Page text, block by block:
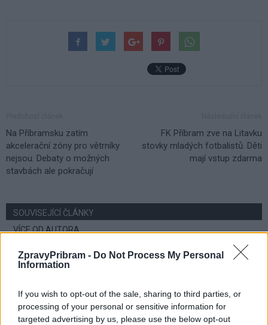
ZpravyPribram - Do Not Process My Personal
Information
If you wish to opt-out of the sale, sharing to third parties, or
processing of your personal or sensitive information for
targeted advertising by us, please use the below opt-out
Na Příbramsku zatím
akcelerační zóny pro větrníky
nejsou. Debaty o možných
stavbách ale pokračují
FK Příbram zve na Litavku
stovky mladých fotbalistů. Děti
mají vstup zdarma
SOUVISEJÍCÍ ČLÁNKY
VÍCE OD AUTORA
Zpravodajství
Většina koupališť na Příbramsku nabízí
Živohošti
Příbram modernizuje parkovací automaty.